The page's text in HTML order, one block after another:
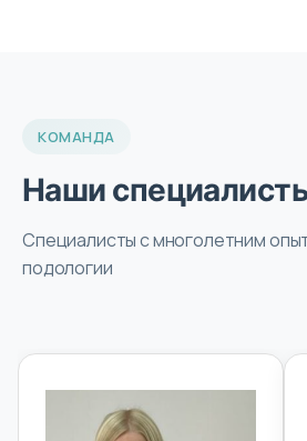
КОМАНДА
Наши
Специалисты с многолетним
подологии